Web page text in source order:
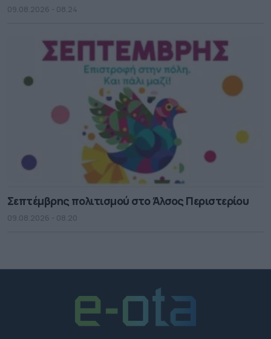
09.08.2026 - 08.24
Σεπτέμβρης πολιτισμού στο Άλσος Περιστερίου
09.08.2026 - 08.20